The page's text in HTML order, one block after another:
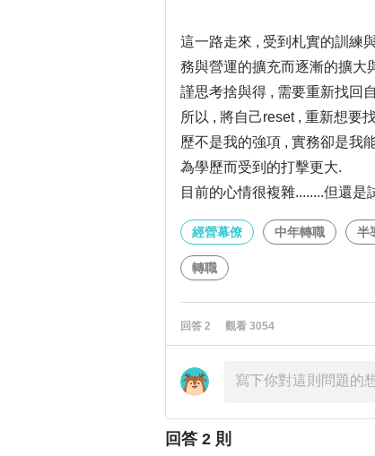
這一路走來 , 受到札實的訓練
務與營運的擴充而逐漸的擴大
謹思考捨與得 , 需要重新找回
所以 , 將自己reset , 重新想要
歷不是我的強項 , 實務卻是我
為學歷而受到的打擊更大.
目前的心情很複雜........但還是
經營幕僚 中年轉職 半
轉職
回答 2 觀看 3054
回答 2 則